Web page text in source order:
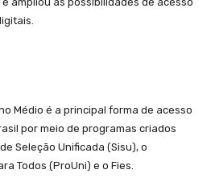
Médio é a principal forma de acesso
por meio de programas criados
Seleção Unificada (Sisu), o
Todos (ProUni) e o Fies.